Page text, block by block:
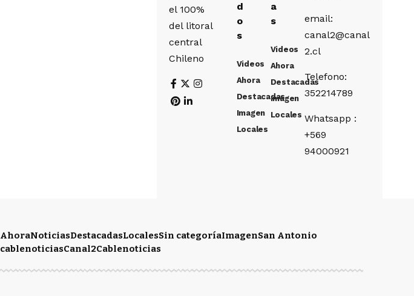
el 100%
del litoral
central
Chileno
d
o
s
Videos
Ahora
Destacadas
Imagen
Locales
a
s
Videos
Ahora
Destacadas
Imagen
Locales
email:
canal2@canal
2.cl
Telefono:
352214789
Whatsapp :
+569
94000921
AhoraNoticiasDestacadasLocalesSin categoríaImagenSan Antonio
cablenoticiasCanal2Cablenoticias